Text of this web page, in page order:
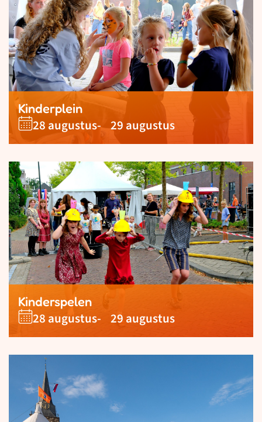
Kinderplein
28 augustus- 29 augustus
Kinderspelen
28 augustus- 29 augustus